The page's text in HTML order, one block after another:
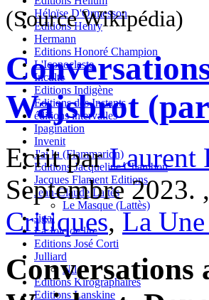
Héloïse D'Ormesson
Editions Henry
Hermann
Editions Honoré Champion
L'Iconoclaste
Inculte
Editions Indigène
Editions des Instants
éditions intervalles
Ipagination
Invenit
J'ai lu (Flammarion)
Editions Jacqueline Chambon
Jacques Flament Editions
Jean-Claude Lattès
Le Masque (Lattès)
Jigal
La Joie de lire
Editions José Corti
Julliard
Nil
Editions Kirographaires
Editions Lanskine
(Source Wikipédia)
Wajsbrot
Ecrit parLaurent
Septembre 2023.
Critiques,La
Conversations